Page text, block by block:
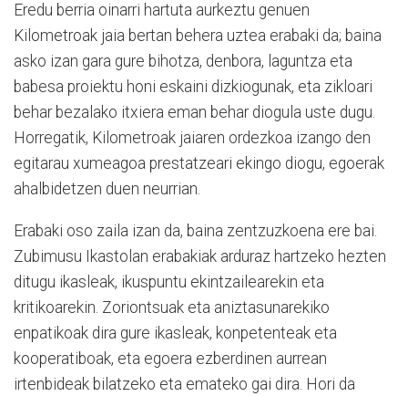
Eredu berria oinarri hartuta aurkeztu genuen
Kilometroak jaia bertan behera uztea erabaki da; baina
asko izan gara gure bihotza, denbora, laguntza eta
babesa proiektu honi eskaini dizkiogunak, eta zikloari
behar bezalako itxiera eman behar diogula uste dugu.
Horregatik, Kilometroak jaiaren ordezkoa izango den
egitarau xumeagoa prestatzeari ekingo diogu, egoerak
ahalbidetzen duen neurrian.
Erabaki oso zaila izan da, baina zentzuzkoena ere bai.
Zubimusu Ikastolan erabakiak arduraz hartzeko hezten
ditugu ikasleak, ikuspuntu ekintzailearekin eta
kritikoarekin. Zoriontsuak eta aniztasunarekiko
enpatikoak dira gure ikasleak, konpetenteak eta
kooperatiboak, eta egoera ezberdinen aurrean
irtenbideak bilatzeko eta emateko gai dira. Hori da